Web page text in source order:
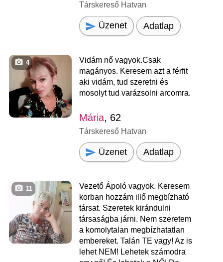
Társkereső Hatvan
Üzenet Adatlap
4
Vidám nő vagyok.Csak
magányos. Keresem azt a férfit
aki vidám, tud szeretni és
mosolyt tud varázsolni arcomra.
Mária, 62
Társkereső Hatvan
Üzenet Adatlap
11
Vezető Ápoló vagyok. Keresem
korban hozzám illő megbízható
társat. Szeretek kirándulni
társaságba járni. Nem szeretem
a komolytalan megbízhatatlan
embereket. Talán TE vagy! Az is
lehet NEM! Lehetek számodra